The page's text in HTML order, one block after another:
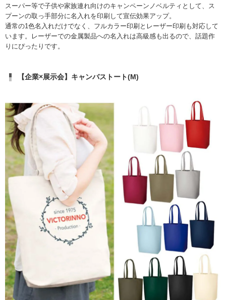
スーパー等で子供や家族連れ向けのキャンペーンノベルティとして、ス
プーンの取っ手部分に名入れを印刷して宣伝効果アップ。
通常の1色名入れだけでなく、フルカラー印刷とレーザー印刷も対応して
います。レーザーでの金属製品への名入れは高級感も出るので、話題作
りにぴったりです。
【企業×展示会】キャンバストート(M)